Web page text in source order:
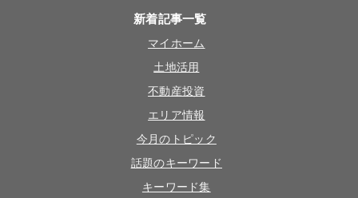
新着記事一覧
マイホーム
土地活用
不動産投資
エリア情報
今月のトピック
話題のキーワード
キーワード集